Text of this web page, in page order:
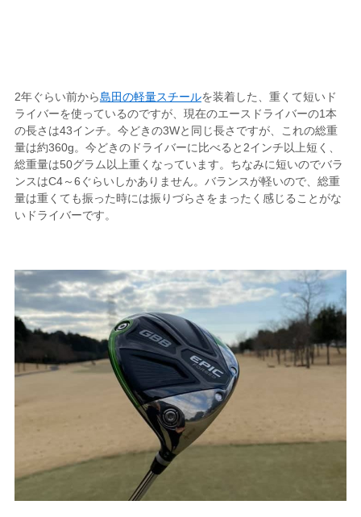
2年ぐらい前から島田の軽量スチールを装着した、重くて短いド
ライバーを使っているのですが、現在のエースドライバーの1本
の長さは43インチ。今どきの3Wと同じ長さですが、これの総重
量は約360g。今どきのドライバーに比べると2インチ以上短く、
総重量は50グラム以上重くなっています。ちなみに短いのでバラ
ンスはC4～6ぐらいしかありません。バランスが軽いので、総重
量は重くても振った時には振りづらさをまったく感じることがな
いドライバーです。